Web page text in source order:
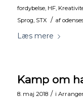
fordybelse, HF,
Sprog STX / af
Læs mere
Kamp om
8. maj 2018 / i